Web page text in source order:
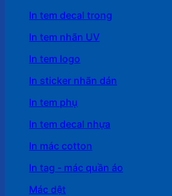
In tem decal trong
In tem nhãn UV
In tem logo
In sticker nhãn dán
In tem phụ
In tem decal nhựa
In mác cotton
In tag - mác quần áo
Mác dệt